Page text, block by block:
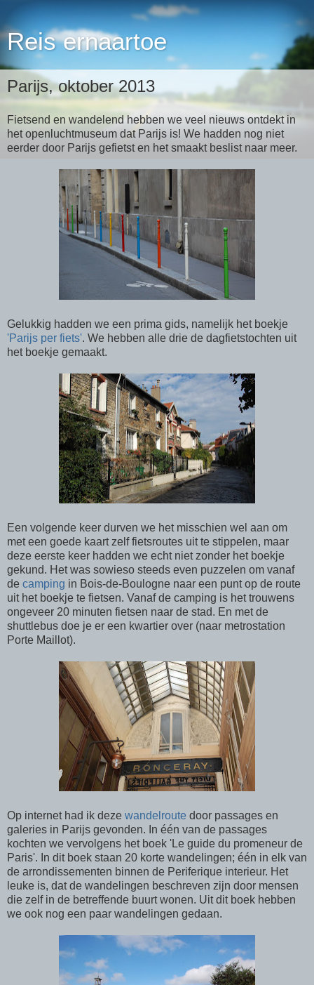
Reis ernaartoe
Parijs, oktober 2013
Fietsend en wandelend hebben we veel nieuws ontdekt in
het openluchtmuseum dat Parijs is! We hadden nog niet
eerder door Parijs gefietst en het smaakt beslist naar meer.
Gelukkig hadden we een prima gids, namelijk het boekje
'Parijs per fiets'. We hebben alle drie de dagfietstochten uit
het boekje gemaakt.
Een volgende keer durven we het misschien wel aan om
met een goede kaart zelf fietsroutes uit te stippelen, maar
deze eerste keer hadden we echt niet zonder het boekje
gekund. Het was sowieso steeds even puzzelen om vanaf
de camping in Bois-de-Boulogne naar een punt op de route
uit het boekje te fietsen. Vanaf de camping is het trouwens
ongeveer 20 minuten fietsen naar de stad. En met de
shuttlebus doe je er een kwartier over (naar metrostation
Porte Maillot).
Op internet had ik deze wandelroute door passages en
galeries in Parijs gevonden. In één van de passages
kochten we vervolgens het boek 'Le guide du promeneur de
Paris'. In dit boek staan 20 korte wandelingen; één in elk van
de arrondissementen binnen de Periferique interieur. Het
leuke is, dat de wandelingen beschreven zijn door mensen
die zelf in de betreffende buurt wonen. Uit dit boek hebben
we ook nog een paar wandelingen gedaan.